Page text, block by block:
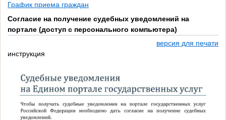
График приема граждан
Согласие на получение судебных уведомлений на
портале (доступ с персонального компьютера)
версия для печати
инструкция